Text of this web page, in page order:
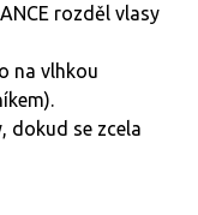
rozděl vlasy
na vlhkou
dokud se zcela